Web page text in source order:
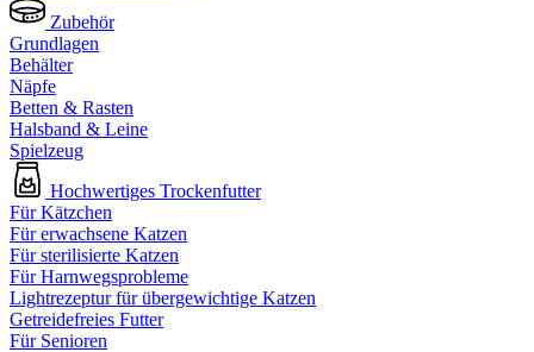
Zubehör
Grundlagen
Behälter
Näpfe
Betten & Rasten
Halsband & Leine
Spielzeug
Hochwertiges Trockenfutter
Für Kätzchen
Für erwachsene Katzen
Für sterilisierte Katzen
Für Harnwegsprobleme
Lightrezeptur für übergewichtige Katzen
Getreidefreies Futter
Für Senioren